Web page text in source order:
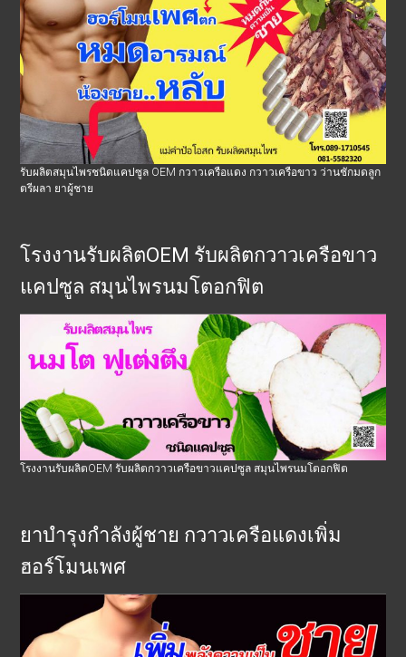
รับผลิตสมุนไพรชนิดแคปซูล OEM กวาวเครือแดง กวาวเครือขาว ว่านชักมดลูก
ตรีผลา ยาผู้ชาย
โรงงานรับผลิตOEM รับผลิตกวาวเครือขาว
แคปซูล สมุนไพรนมโตอกฟิต
โรงงานรับผลิตOEM รับผลิตกวาวเครือขาวแคปซูล สมุนไพรนมโตอกฟิต
ยาบำรุงกำลังผู้ชาย กวาวเครือแดงเพิ่ม
ฮอร์โมนเพศ